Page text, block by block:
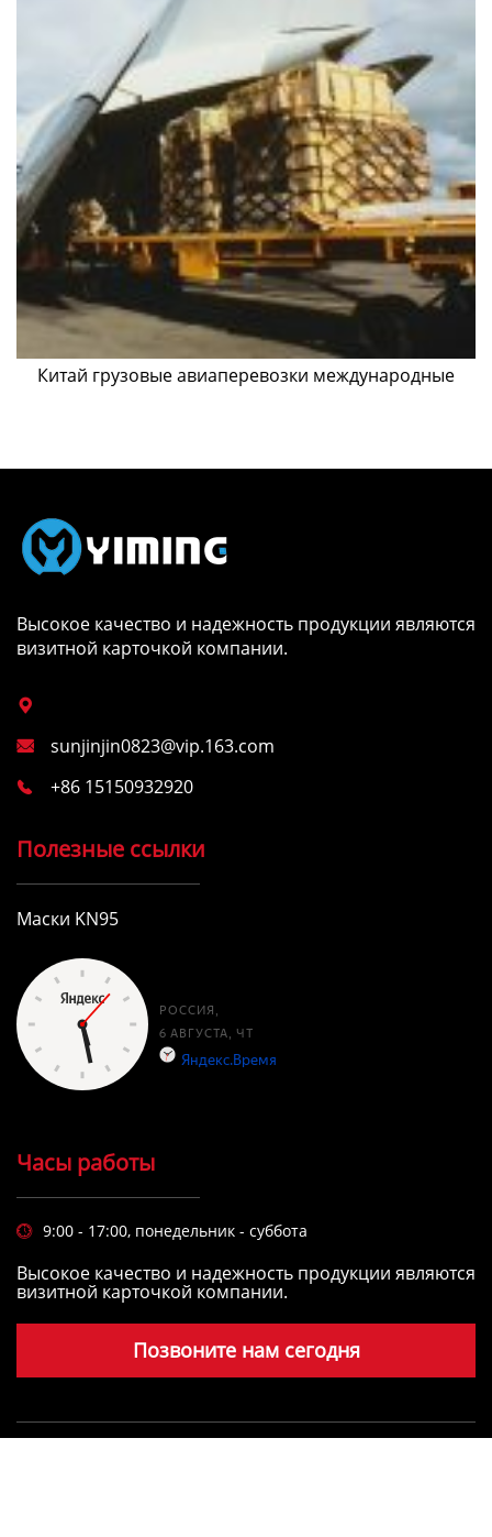
Китай грузовые авиаперевозки международные
Высокое качество и надежность продукции являются
визитной карточкой компании.

 sunjinjin0823@vip.163.com
 +86 15150932920
Полезные ссылки
Маски KN95
Часы работы
 9:00 - 17:00, понедельник - суббота
Высокое качество и надежность продукции являются
визитной карточкой компании.
Позвоните нам сегодня